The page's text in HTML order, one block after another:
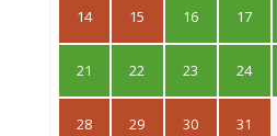
14 15 16 17
21 22 23 24
28 29 30 31